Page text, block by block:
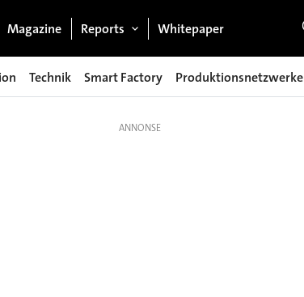
Magazine Reports Whitepaper
Technik Smart Factory Produktionsnetzwerke